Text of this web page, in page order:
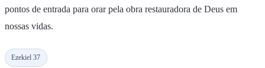
pontos de entrada para orar pela obra restauradora de Deus em
nossas vidas.
Ezekiel 37